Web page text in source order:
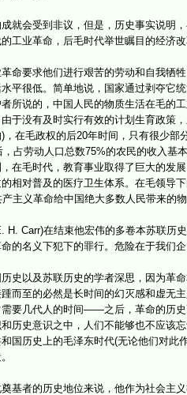
会受到非议，但是，历史事实说明
工业革命，后毛时代举世瞩目的经济
要求他们进行艰苦的劳动和自我牺
平很低。简单地说，国家通过剥夺它
所说的，中国人民的物质生活在毛的
于没有及时实行有效的计划生育政策
，在毛政权的后20年时间，只有很少
占劳动人口总数75%的农民的收入
在毛时代，教育事业取得了巨大的发
相对普及的医疗卫生体系。在毛领导
主义革命给中国绝大多数人民带来的
Carr)在结束他宏伟的多卷本苏联历史
的名义下犯下的罪行。危险在于我们
以及苏联历史的学者深思，因为革
而至的必然是长时间的幻灭感和虚无
要几代人的时间——之后，革命的历史
历史意识之中，人们不能够也不应该
国历史上的毛泽东时代(无论他们对
者的历史地位来说，他作为社会主义